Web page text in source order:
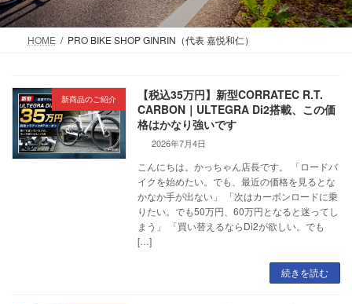
HOME PRO BIKE SHOP GINRIN（代表 嘉悦和仁）
新商品のご紹介
【税込35万円】新型CORRATEC R.T.
CARBON｜ULTEGRA Di2搭載、この価
格はかなり強いです
2026年7月4日
こんにちは。かっちゃん店長です。 「ロードバ
イクを始めたい。でも、最近の価格を見るとな
かなか手が出ない」 「次はカーボンロードに乗
りたい。でも50万円、60万円となると迷ってし
まう」 「買い替えるならDi2が欲しい。でも
[…]
続きを読む